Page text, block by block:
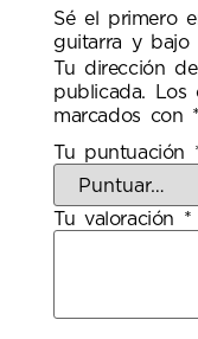
Sé el primero
guitarra y bajo
Tu dirección
publicada.
Los
marcados con *
Tu puntuación
Tu valoración *